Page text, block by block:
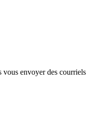
vous envoyer des courriels